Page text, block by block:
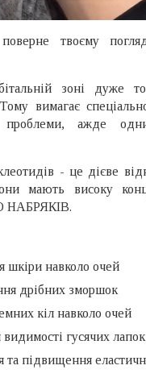
твоєму
зоні дуже
вимагає
проблеми, ажде
- це дієве
мають високу
шкіри навколо очей
дрібних зморшок
кіл навколо очей
гусячих лапок
та підвищення